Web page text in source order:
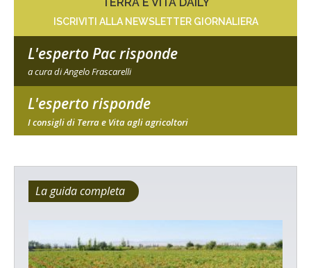
ISCRIVITI ALLA NEWSLETTER GIORNALIERA
L'esperto Pac risponde
a cura di Angelo Frascarelli
L'esperto risponde
I consigli di Terra e Vita agli agricoltori
La guida completa